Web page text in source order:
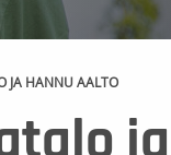
JA HANNU AALTO
ja